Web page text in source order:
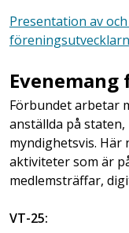
Presentation av
Förbundet arbetar
anställda på
myndighetsvis. Här
aktiviteter som är
medlemsträffar,
VT-25: